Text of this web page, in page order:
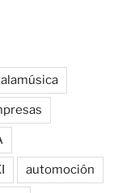
automoción